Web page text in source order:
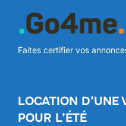
Faites certifier vos
LOCATION
POUR L’ÉTÉ